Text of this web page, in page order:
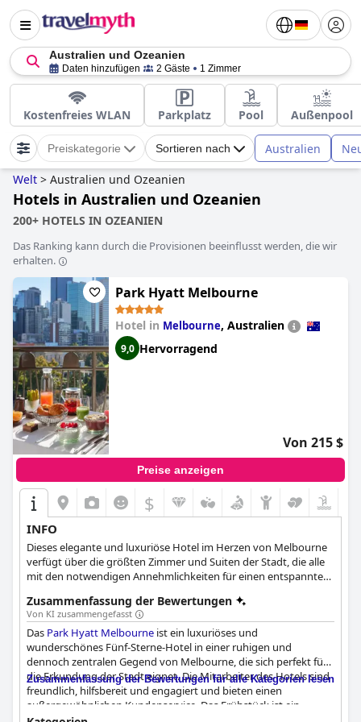
Australien und Ozeanien
Daten hinzufügen 2 Gäste 1 Zimmer
Kostenfreies WLAN Parkplatz Pool Außenpool
Preiskategorie Sortieren nach Australien
Welt > Australien und Ozeanien
Hotels in Australien und Ozeanien
200+ HOTELS IN OZEANIEN
Das Ranking kann durch die Provisionen beeinflusst werden, die wir
erhalten.
Park Hyatt Melbourne
Hotel in Melbourne, Australien
9,0 Hervorragend
Von 215 $
Preise anzeigen
$
INFO
Dieses elegante und luxuriöse Hotel im Herzen von Melbourne
verfügt über die größten Zimmer und Suiten der Stadt, die alle
mit den notwendigen Annehmlichkeiten für einen entspannten
verwöhnen lassen, im beheizten Innenpool schwimmen oder
das hoteleigene Business Center nutzen, das alles bietet, was
man braucht, wenn man nicht im Büro ist.
Zusammenfassung der Bewertungen
Von KI zusammengefasst
Das Park Hyatt Melbourne ist ein luxuriöses und
wunderschönes Fünf-Sterne-Hotel in einer ruhigen und
dennoch zentralen Gegend von Melbourne, die sich perfekt für
die Erkundung der Stadt eignet. Die Mitarbeiter des Hotels sind
freundlich, hilfsbereit und engagiert und bieten einen
außergewöhnlichen Kundenservice. Das Frühstück ist ein
Zusammenfassung der Bewertungen für alle Kategorien lesen